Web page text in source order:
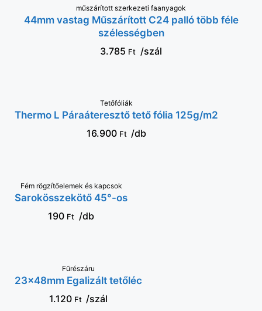
VÁLASSZ OPCIÓT
műszárított szerkezeti faanyagok
44mm vastag Műszárított C24 palló több féle
szélességben
3.785 Ft /szál
VÁLASSZ OPCIÓT
Tetőfóliák
Thermo L Páraáteresztő tető fólia 125g/m2
16.900 Ft /db
VÁLASSZ OPCIÓT
Fém rögzítőelemek és kapcsok
Sarokösszekötő 45°-os
190 Ft /db
KOSÁRBA
Fűrészáru
23x48mm Egalizált tetőléc
1.120 Ft /szál